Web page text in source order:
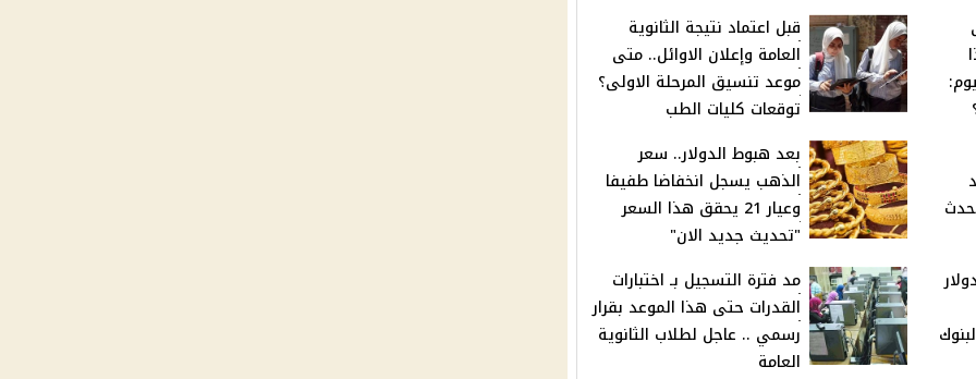
قبل اعتماد نتيجة الثانوية
العامة وإعلان الاوائل.. متى
موعد تنسيق المرحلة الاولى؟
توقعات كليات الطب
بعد هبوط الدولار.. سعر
الذهب يسجل انخفاضا طفيفا
وعيار 21 يحقق هذا السعر
"تحديث جديد الان"
مد فترة التسجيل بـ اختبارات
القدرات حتى هذا الموعد بقرار
رسمي .. عاجل لطلاب الثانوية
العامة